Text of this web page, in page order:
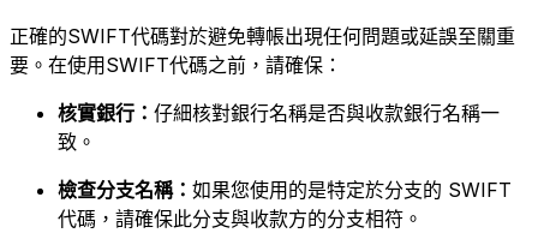
正確的SWIFT代碼對於避免轉帳出現任何問題或延誤至關重
要。在使用SWIFT代碼之前，請確保：
核實銀行： 仔細核對銀行名稱是否與收款銀行名稱一
致。
檢查分支名稱： 如果您使用的是特定於分支的 SWIFT
代碼，請確保此分支與收款方的分支相符。